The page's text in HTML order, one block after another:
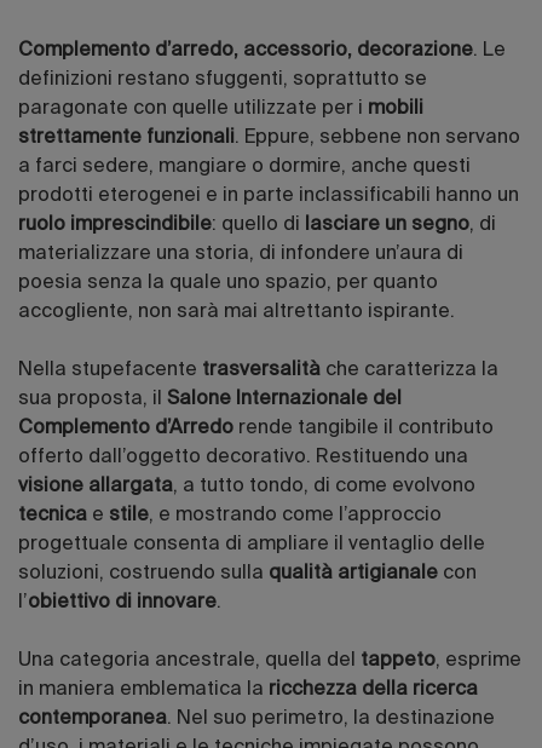
Complemento d’arredo, accessorio, decorazione. Le
definizioni restano sfuggenti, soprattutto se
paragonate con quelle utilizzate per i mobili
strettamente funzionali. Eppure, sebbene non servano
a farci sedere, mangiare o dormire, anche questi
prodotti eterogenei e in parte inclassificabili hanno un
ruolo imprescindibile: quello di lasciare un segno, di
materializzare una storia, di infondere un’aura di
poesia senza la quale uno spazio, per quanto
accogliente, non sarà mai altrettanto ispirante.
Nella stupefacente trasversalità che caratterizza la
sua proposta, il Salone Internazionale del
Complemento d’Arredo rende tangibile il contributo
offerto dall’oggetto decorativo. Restituendo una
visione allargata, a tutto tondo, di come evolvono
tecnica e stile, e mostrando come l’approccio
progettuale consenta di ampliare il ventaglio delle
soluzioni, costruendo sulla qualità artigianale con
l’obiettivo di innovare.
Una categoria ancestrale, quella del tappeto, esprime
in maniera emblematica la ricchezza della ricerca
contemporanea. Nel suo perimetro, la destinazione